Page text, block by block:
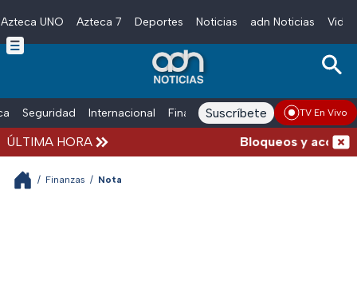
Skip to main content
Azteca UNO Azteca 7 Deportes Noticias adn Noticias
Seguridad Internacional Finanzas adn Noticias Radio
Suscríbete TV En Vivo
ÚLTIMA HORA Bloqueos y
/ Finanzas / Nota